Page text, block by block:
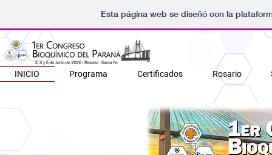
Esta página web se diseñó con la
INICIO Programa Certificados Rosario